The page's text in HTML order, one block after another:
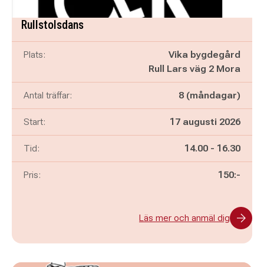
Rullstolsdans
Plats:
Vika bygdegård
Rull Lars väg 2 Mora
Antal träffar: 8 (måndagar)
Start: 17 augusti 2026
Tid: Pågår mellan
14.00 - och
16.30
Pris: 150:-
Läs mer och anmäl dig